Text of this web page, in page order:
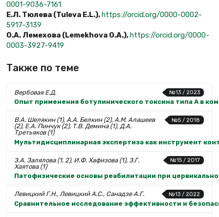
0001-9036-7161
Е.Л. Тюлева (Tuleva E.L.),https://orcid.org/0000-0002-
5917-3139
О.А. Лемехова (Lemekhova O.A.),https://orcid.org/0000-
0003-3927-9419
Также по теме
№13 / 2023
Вербовая Е.Д.
Опыт применения ботулинического токсина типа А в
№5 / 2018
В.А. Шелякин (1), А.А. Белкин (2), А.М. Алашеев
(2), Е.А. Пинчук (2), Т.В. Демина (1), Д.А.
Третьяков (1)
Мультидисциплинарная экспертиза как инструмент
№15 / 2017
З.А. Залялова (1, 2), И.Ф. Хафизова (1), З.Г.
Хаятова (1)
Патофизические основы реабилитации при
№13 / 2022
Левицкий Г.Н., Левицкий А.С., Санадзе А.Г.
Сравнительное исследование эффективности и